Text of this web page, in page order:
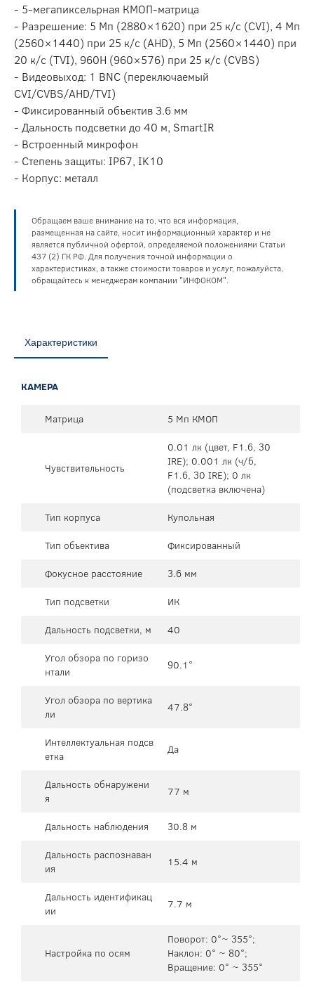
- 5-мегапиксельрная КМОП-матрица
- Разрешение: 5 Мп (2880×1620) при 25 к/c (CVI), 4 Мп
(2560×1440) при 25 к/c (AHD), 5 Мп (2560×1440) при
20 к/c (TVI), 960H (960×576) при 25 к/с (CVBS)
- Видеовыход: 1 BNC (переключаемый
CVI/CVBS/AHD/TVI)
- Фиксированный объектив 3.6 мм
- Дальность подсветки до 40 м, SmartIR
- Встроенный микрофон
- Степень защиты: IP67, IK10
- Корпус: металл
Обращаем ваше внимание на то, что вся информация,
размещенная на сайте, носит информационный характер и не
является публичной офертой, определяемой положениями Статьи
437 (2) ГК РФ. Для получения точной информации о
характеристиках, а также стоимости товаров и услуг, пожалуйста,
обращайтесь к менеджерам компании "ИНФОКОМ".
Характеристики
КАМЕРА
Матрица 5 Мп КМОП
Чувствительность
0.01 лк (цвет, F1.6, 30
IRE); 0.001 лк (ч/б,
F1.6, 30 IRE); 0 лк
(подсветка включена)
Тип корпуса
Купольная
Тип объектива
Фиксированный
Фокусное расстояние
3.6 мм
Тип подсветки
ИК
Дальность подсветки, м
40
Угол обзора по горизо
нтали
90.1°
Угол обзора по вертика
ли
47.8°
Интеллектуальная подсв
етка
Да
Дальность обнаружени
я
77 м
Дальность наблюдения
30.8 м
Дальность распознаван
ия
15.4 м
Дальность идентификац
ии
7.7 м
Настройка по осям
Поворот: 0°~ 355°;
Наклон: 0° ~ 80°;
Вращение: 0° ~ 355°